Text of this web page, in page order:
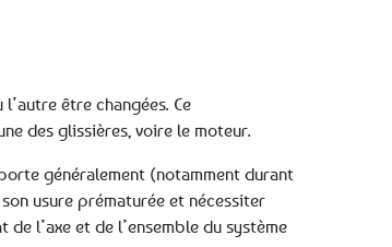
être changées. Ce
des glissières, voire le moteur.
généralement (notamment durant
usure prématurée et nécessiter
l’axe et de l’ensemble du système